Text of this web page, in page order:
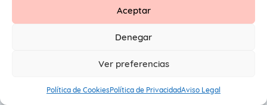
Aceptar
Denegar
Ver preferencias
Política de CookiesPolítica de PrivacidadAviso Legal
Aviso Legal Protección de datos
© 2026 Primeros Pendientes by Maite Navarro. Todos los
derechos reservados.